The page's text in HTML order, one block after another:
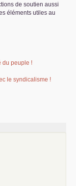
de soutien aussi
éléments utiles au
du peuple !
le syndicalisme !